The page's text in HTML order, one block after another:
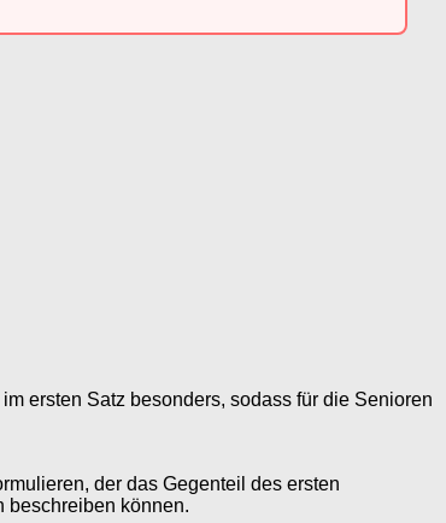
ersten Satz besonders, sodass für die Senioren
der das Gegenteil des ersten
beschreiben können.